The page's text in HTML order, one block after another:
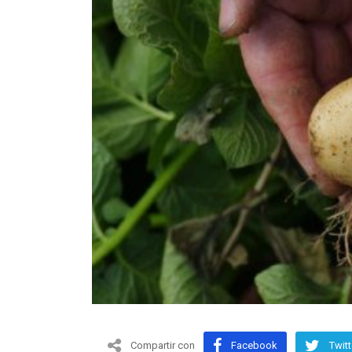
Compartir con Facebook